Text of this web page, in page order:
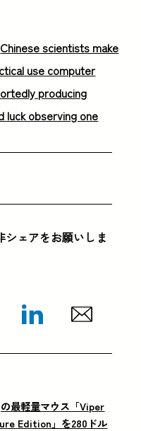
Chinese scientists make
use computer
producing
luck observing one
シェアをお願いしま
最軽量マウス「Viper
Edition」を280ドル